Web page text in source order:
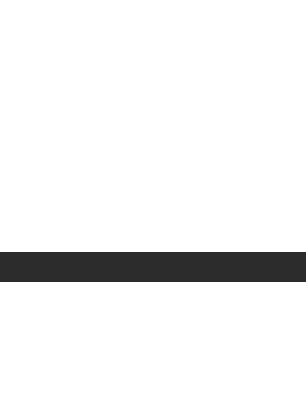
Мы в соцсетях